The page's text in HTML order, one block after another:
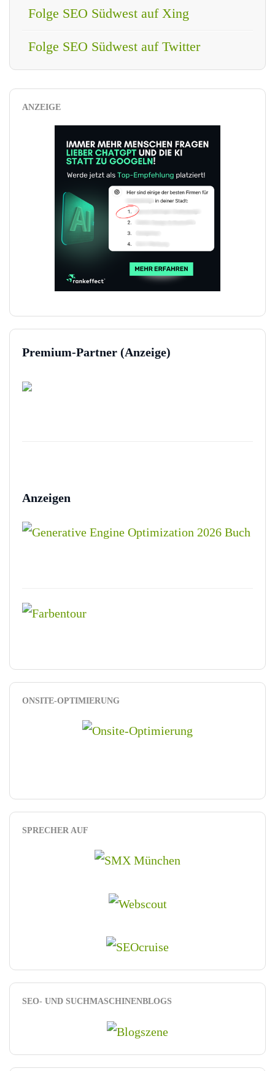
Folge SEO Südwest auf Xing
Folge SEO Südwest auf Twitter
ANZEIGE
Premium-Partner (Anzeige)
Anzeigen
ONSITE-OPTIMIERUNG
SPRECHER AUF
SEO- UND SUCHMASCHINENBLOGS